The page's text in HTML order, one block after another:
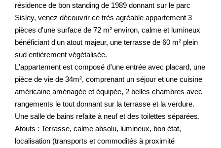
résidence de bon standing de 1989 donnant sur le parc
Sisley, venez découvrir ce très agréable appartement 3
pièces d'une surface de 72 m² environ, calme et lumineux
bénéficiant d'un atout majeur, une terrasse de 60 m² plein
sud entièrement végétalisée.
L'appartement est composé d'une entrée avec placard, une
pièce de vie de 34m², comprenant un séjour et une cuisine
américaine aménagée et équipée, 2 belles chambres avec
rangements le tout donnant sur la terrasse et la verdure.
Une salle de bains refaite à neuf et des toilettes séparées.
Atouts : Terrasse, calme absolu, lumineux, bon état,
localisation (transports et commodités à proximité